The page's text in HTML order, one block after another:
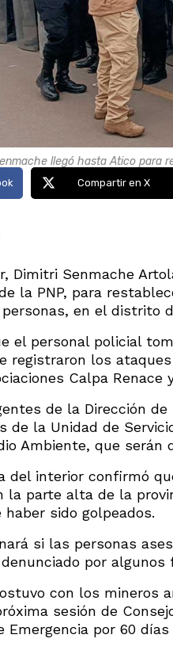
llegó hasta Atico para
Compartir en X
Dimitri Senmache
la PNP, para
en el distrito
el personal policial
registraron los
Calpa Renace
de la Dirección de
de la Unidad de
Ambiente, que serán
del interior confirmó
la parte alta de la
sido golpeados.
si las personas
por algunos
con los mineros
sesión de
Emergencia por 60